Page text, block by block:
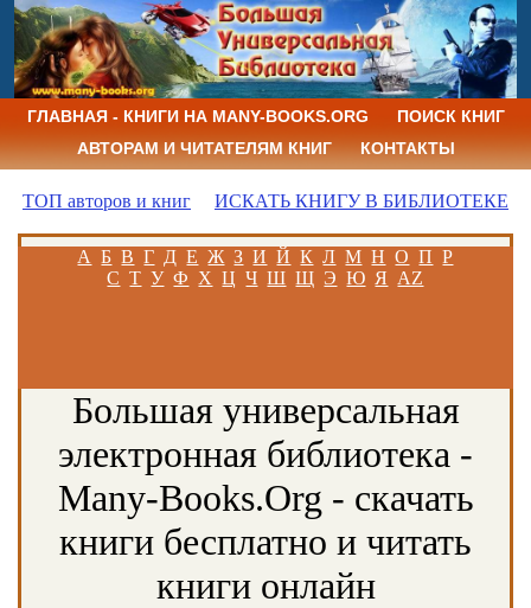
ГЛАВНАЯ - КНИГИ НА MANY-BOOKS.ORG
ПОИСК КНИГ
АВТОРАМ И ЧИТАТЕЛЯМ КНИГ
КОНТАКТЫ
ТОП авторов и книг ИСКАТЬ КНИГУ В БИБЛИОТЕКЕ
А Б В Г Д Е Ж З И Й К Л М Н О П Р
С Т У Ф Х Ц Ч Ш Щ Э Ю Я AZ
Большая универсальная
электронная библиотека -
Many-Books.Org - скачать
книги бесплатно и читать
книги онлайн